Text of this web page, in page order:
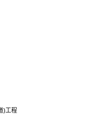
)工程